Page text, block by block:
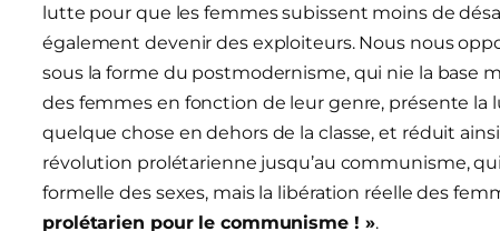
lutte pour que les femmes subissent moins de
également devenir des exploiteurs. Nous nous
sous la forme du postmodernisme, qui nie la base
des femmes en fonction de leur genre, présente
quelque chose en dehors de la classe, et réduit
révolution prolétarienne jusqu’au communisme,
formelle des sexes, mais la libération réelle des
prolétarien pour le communisme ! ».